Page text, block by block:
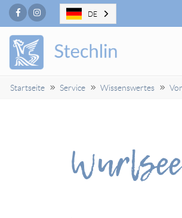
FacebookInstagram
Startseite Service Wissenswertes
DE